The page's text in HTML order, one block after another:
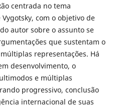
centrada no tema
com o objetivo de
autor sobre o assunto se
que sustentam o
representações. Há
desenvolvimento, o
e múltiplas
progressivo, conclusão
internacional de suas